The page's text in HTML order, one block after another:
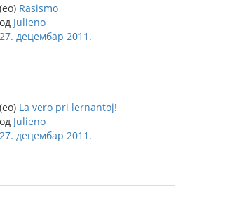
(eo) Rasismo
од Julieno
27. децембар 2011.
(eo) La vero pri lernantoj!
од Julieno
27. децембар 2011.